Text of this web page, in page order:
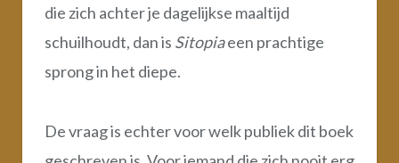
die zich achter je dagelijkse maaltijd
schuilhoudt, dan is Sitopiaeen prachtige
sprong in het diepe.
De vraag is echter voor welk publiek dit boek